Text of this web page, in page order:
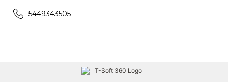
5449343505